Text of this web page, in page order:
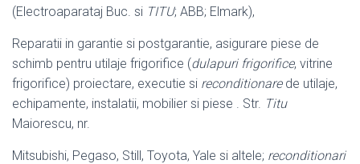
(Electroaparataj Buc. si TITU; ABB; Elmark),
Reparatii in garantie si postgarantie, asigurare piese de
schimb pentru utilaje frigorifice (dulapuri frigorifice, vitrine
frigorifice) proiectare, executie si reconditionarede utilaje,
echipamente, instalatii, mobilier si piese . Str. Titu
Maiorescu, nr.
Mitsubishi, Pegaso, Still, Toyota, Yale si altele; reconditionari